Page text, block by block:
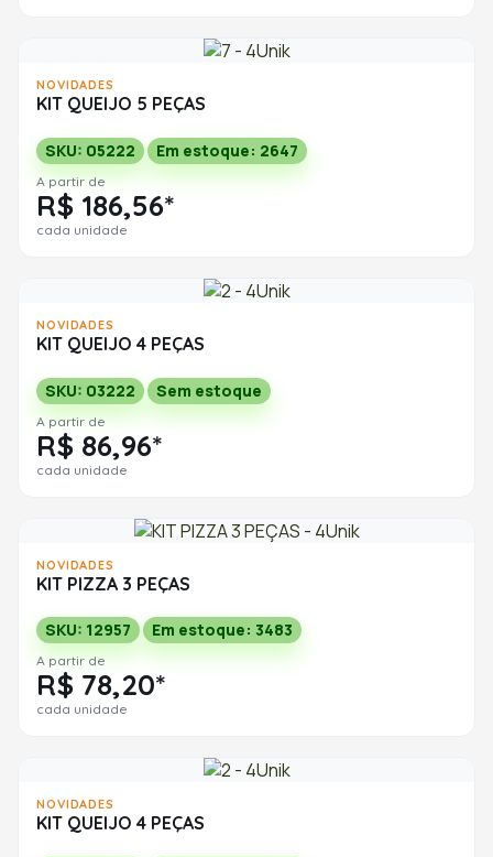
NOVIDADES
KIT QUEIJO 5 PEÇAS
SKU: 05222 Em estoque: 2647
A partir de
R$ 186,56*
cada unidade
NOVIDADES
KIT QUEIJO 4 PEÇAS
SKU: 03222 Sem estoque
A partir de
R$ 86,96*
cada unidade
NOVIDADES
KIT PIZZA 3 PEÇAS
SKU: 12957 Em estoque: 3483
A partir de
R$ 78,20*
cada unidade
NOVIDADES
KIT QUEIJO 4 PEÇAS